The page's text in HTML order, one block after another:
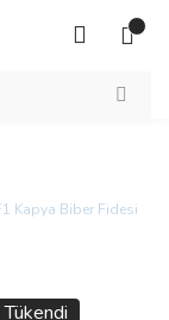
Tükendi